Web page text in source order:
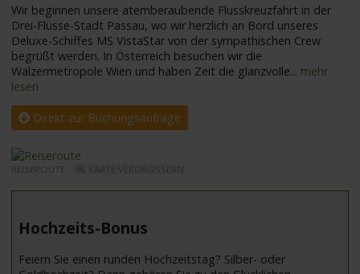
Wir beginnen unsere atemberaubende Flusskreuzfahrt in der
Drei-Flüsse-Stadt Passau, wo wir herzlich an Bord unseres
Deluxe-Schiffes MS VistaStar von der sympathischen Crew
begrüßt werden. In Österreich besuchen wir die
Walzermetropole Wien und haben Zeit die glanzvolle... mehr
lesen
Direkt zur Buchungsanfrage
REISEROUTE -
Hochzeits-Bonus
Feiern Sie einen runden Hochzeitstag? Silber- oder